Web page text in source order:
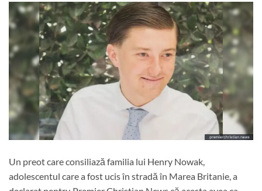
Un preot care consiliază familia lui Henry Nowak,
adolescentul care a fost ucis în stradă în Marea Britanie, a